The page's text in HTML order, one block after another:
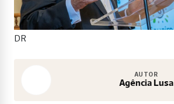
DR
AUTOR
Agência Lusa